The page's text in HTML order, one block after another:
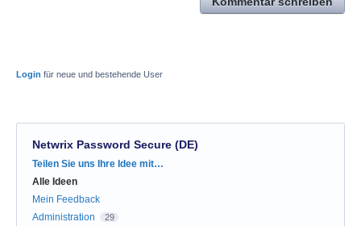
Login für neue und bestehende User
Netwrix Password Secure (DE)
Kategorien
Teilen Sie uns Ihre Idee mit…
Alle Ideen
Mein Feedback
Administration
29